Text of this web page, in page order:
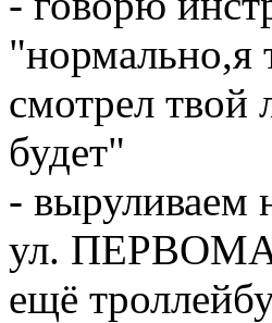
"нормально,я
смотрел твой
будет"
- выруливаем
ул.
ещё